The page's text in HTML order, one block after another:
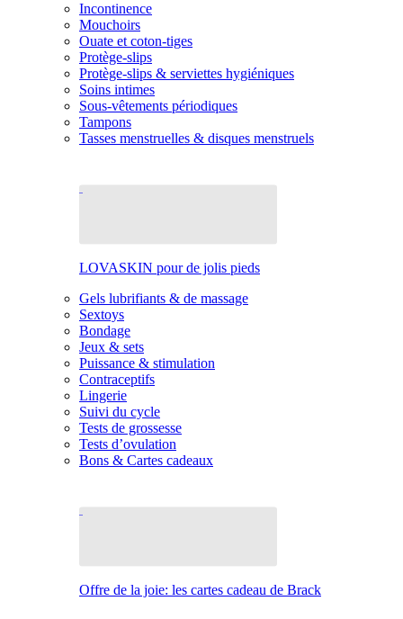
Incontinence
Mouchoirs
Ouate et coton-tiges
Protège-slips
Protège-slips & serviettes hygiéniques
Soins intimes
Sous-vêtements périodiques
Tampons
Tasses menstruelles & disques menstruels
LOVASKIN pour de jolis pieds
Gels lubrifiants & de massage
Sextoys
Bondage
Jeux & sets
Puissance & stimulation
Contraceptifs
Lingerie
Suivi du cycle
Tests de grossesse
Tests d’ovulation
Bons & Cartes cadeaux
Offre de la joie: les cartes cadeau de Brack